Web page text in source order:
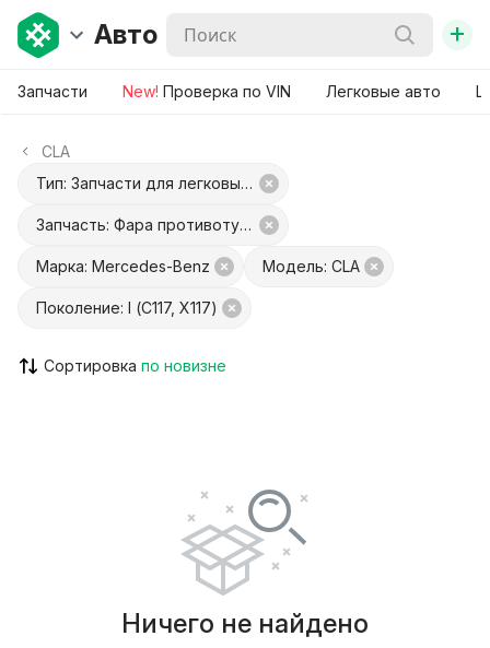
Авто +
Запчасти New! Проверка по VIN Легковые авто
CLA
Тип: Запчасти для легковых авто
Запчасть: Фара противотуманная правая
Марка: Mercedes-Benz Модель: CLA
Поколение: I (C117, X117)
Сортировка
Ничего не найдено